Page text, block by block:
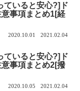
ていると安心?]ド
事項まとめ1[経
2020.10.01 2021.02.04
ていると安心?]ド
事項まとめ2[撥
2020.10.05 2021.02.04